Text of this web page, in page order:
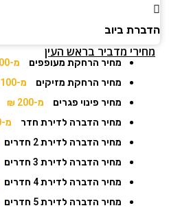
הדברת ביוב
מחירי מדביר בראש העין
מחיר הרחקת מעופפים
מ-100 ₪
מחיר הרחקת מזיקים
מ-100 ₪
מחיר פינוי פגרים
מ-200 ₪
מחיר הדברה לדירת חדר
מ-150 ₪
מחיר הדברה לדירת 2 חדרים
מחיר הדברה לדירת 3 חדרים
מחיר הדברה לדירת 4 חדרים
מחיר הדברה לדירת 5 חדרים